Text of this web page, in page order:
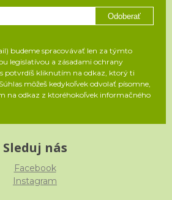
Odoberať
budeme spracovávať len za týmto
legislatívou a zásadami ochrany
potvrdíš kliknutím na odkaz, ktorý ti
môžeš kedykoľvek odvolať písomne,
na odkaz z ktoréhokoľvek informačného
Sleduj nás
Facebook
Instagram